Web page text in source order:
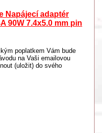
Napájecí adaptér
90W 7.4x5.0 mm pin
poplatkem Vám bude
na Vaši emailovou
(uložit) do svého